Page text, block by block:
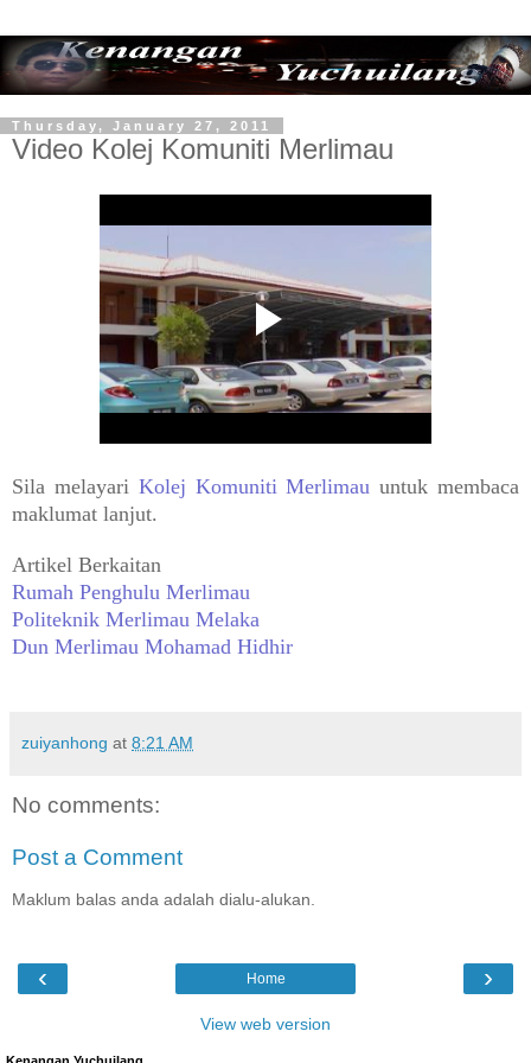
Thursday, January 27, 2011
Video Kolej Komuniti Merlimau
Sila melayari Kolej Komuniti Merlimau untuk membaca
maklumat lanjut.
Artikel Berkaitan
Rumah Penghulu Merlimau
Politeknik Merlimau Melaka
Dun Merlimau Mohamad Hidhir
zuiyanhong at 8:21 AM
No comments:
Post a Comment
Maklum balas anda adalah dialu-alukan.
‹ ›
Home
View web version